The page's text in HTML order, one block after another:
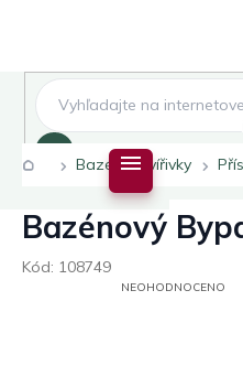
DomůBazény a vířivky
Bazénový
Kód: 108749
PRŮMĚRNÉNEOHODNOCENO